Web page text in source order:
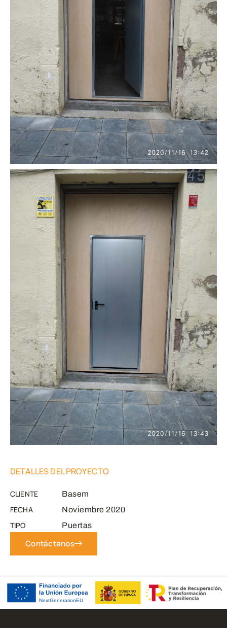
DETALLES DEL PROYECTO
CLIENTE Basem
FECHA Noviembre 2020
TIPO Puertas
Contáctanos